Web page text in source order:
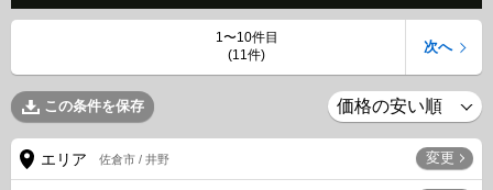
1〜10件目
(11件)
次へ
この条件を保存
エリア 佐倉市 / 井野 変更